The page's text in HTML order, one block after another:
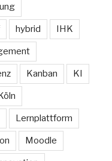
hybrid IHK
Kanban KI
Lernplattform
Moodle